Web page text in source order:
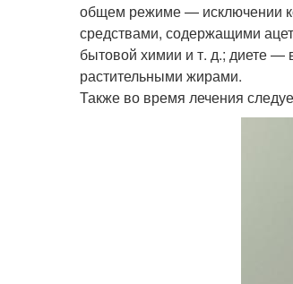
общем режиме — исключении
средствами, содержащими
бытовой химии и т. д.; диете
растительными жирами.
Также во время лечения